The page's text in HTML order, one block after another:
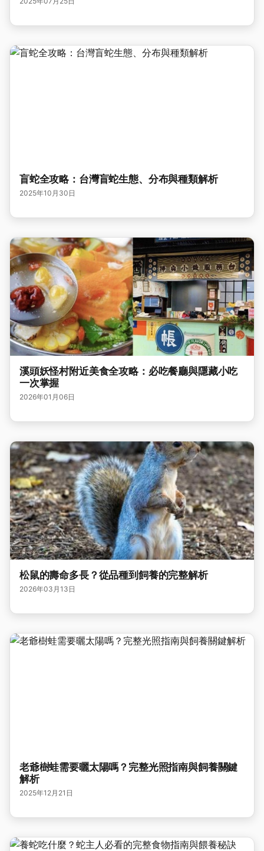
盲蛇全攻略：台灣盲蛇生態、分布與種類解析
2025年10月30日
溪頭妖怪村附近美食全攻略：必吃餐廳與隱藏小吃
一次掌握
2026年01月06日
松鼠的壽命多長？從品種到飼養的完整解析
2026年03月13日
老爺樹蛙需要曬太陽嗎？完整光照指南與飼養關鍵
解析
2025年12月21日